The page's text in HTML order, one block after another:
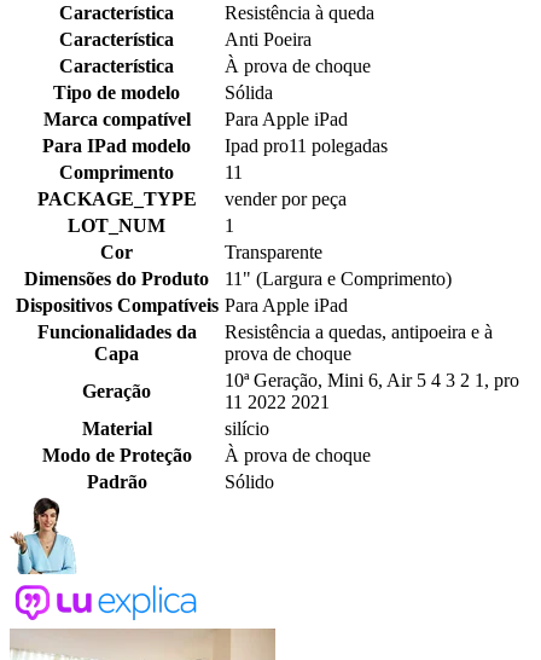
Característica
Resistência à queda
Característica
Anti Poeira
Característica
À prova de choque
Tipo de modelo
Sólida
Marca compatível
Para Apple iPad
Para IPad modelo
Ipad pro11 polegadas
Comprimento
11
PACKAGE_TYPE
vender por peça
LOT_NUM
1
Cor
Transparente
Dimensões do Produto
11" (Largura e Comprimento)
Dispositivos Compatíveis Para Apple iPad
Funcionalidades da
Capa
Resistência a quedas, antipoeira e à
prova de choque
Geração
10ª Geração, Mini 6, Air 5 4 3 2 1, pro
11 2022 2021
Material
silício
Modo de Proteção
À prova de choque
Padrão
Sólido